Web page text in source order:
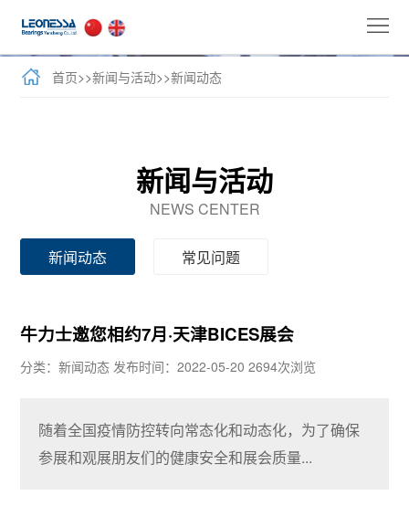
页
公
首页>>新闻与活动>>新闻动态
新闻与活动
NEWS CENTER
新闻动态 常见问题
牛力士邀您相约7月·天津BICES展会
分类：新闻动态 发布时间：2022-05-20 2694次浏览
随着全国疫情防控转向常态化和动态化，为了确保
参展和观展朋友们的健康安全和展会质量...